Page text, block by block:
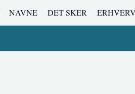
NAVNE DET SKER ERHVERV